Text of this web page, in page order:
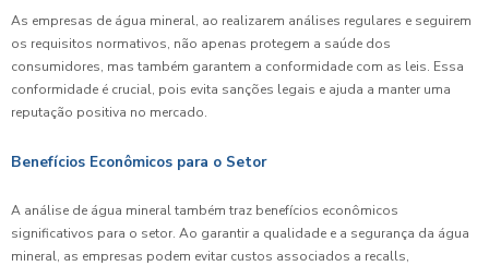
As empresas de água mineral, ao realizarem análises regulares e seguirem
os requisitos normativos, não apenas protegem a saúde dos
consumidores, mas também garantem a conformidade com as leis. Essa
conformidade é crucial, pois evita sanções legais e ajuda a manter uma
reputação positiva no mercado.
Benefícios Econômicos para o Setor
A análise de água mineral também traz benefícios econômicos
significativos para o setor. Ao garantir a qualidade e a segurança da água
mineral, as empresas podem evitar custos associados a recalls,